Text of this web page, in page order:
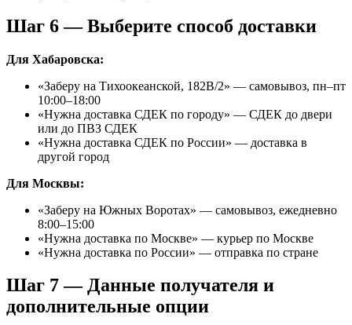
Шаг 6 — Выберите способ доставки
Для Хабаровска:
«Заберу на Тихоокеанской, 182В/2» — самовывоз, пн–пт
10:00–18:00
«Нужна доставка СДЕК по городу» — СДЕК до двери
или до ПВЗ СДЕК
«Нужна доставка СДЕК по России» — доставка в
другой город
Для Москвы:
«Заберу на Южных Воротах» — самовывоз, ежедневно
8:00–15:00
«Нужна доставка по Москве» — курьер по Москве
«Нужна доставка по России» — отправка по стране
Шаг 7 — Данные получателя и
дополнительные опции